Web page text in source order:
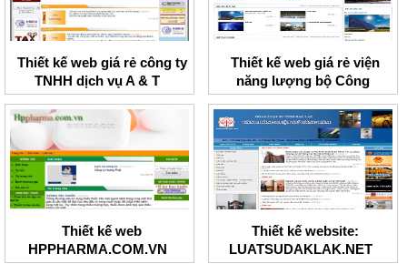
Thiết kế web giá rẻ công ty
TNHH dịch vụ A & T
Thiết kế web giá rẻ viện
năng lượng bộ Công
Thương
Thiết kế web
HPPHARMA.COM.VN
Thiết kế website:
LUATSUDAKLAK.NET